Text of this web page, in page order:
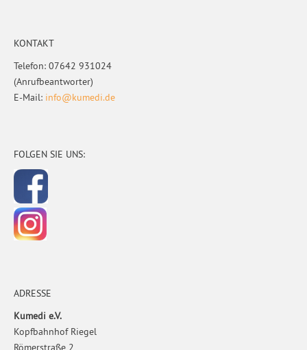
KONTAKT
Telefon: 07642 931024
(Anrufbeantworter)
E-Mail: info@kumedi.de
FOLGEN SIE UNS:
ADRESSE
Kumedi e.V.
Kopfbahnhof Riegel
Römerstraße 2